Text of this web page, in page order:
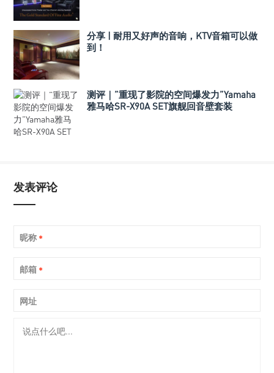
分享 | 耐用又好声的音响，KTV音箱可以做
到！
测评｜”重现了影院的空间爆发力”Yamaha
雅马哈SR-X90A SET旗舰回音壁套装
发表评论
昵称 *
邮箱 *
网址